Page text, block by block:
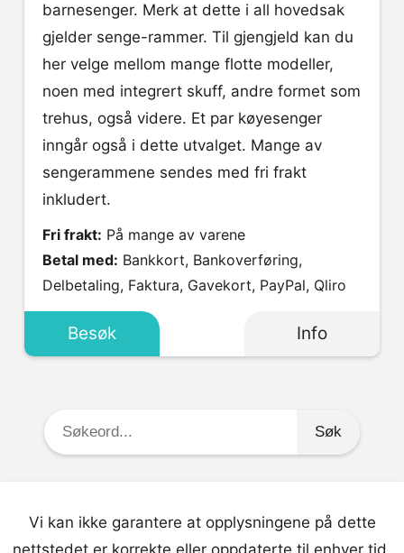
barnesenger. Merk at dette i all hovedsak
gjelder senge-rammer. Til gjengjeld kan du
her velge mellom mange flotte modeller,
noen med integrert skuff, andre formet som
trehus, også videre. Et par køyesenger
inngår også i dette utvalget. Mange av
sengerammene sendes med fri frakt
inkludert.
Fri frakt: På mange av varene
Betal med:
Delbetaling, Faktura, Gavekort, PayPal, Qliro
Besøk Info
Søkeord:
Vi kan ikke garantere at opplysningene på dette
nettstedet er korrekte eller oppdaterte til enhver tid.